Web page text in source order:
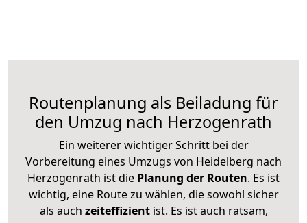
Routenplanung als Beiladung für
den Umzug nach Herzogenrath
Ein weiterer wichtiger Schritt bei der
Vorbereitung eines Umzugs von Heidelberg nach
Herzogenrath ist die Planung der Routen. Es ist
wichtig, eine Route zu wählen, die sowohl sicher
als auch zeiteffizientist. Es ist auch ratsam,